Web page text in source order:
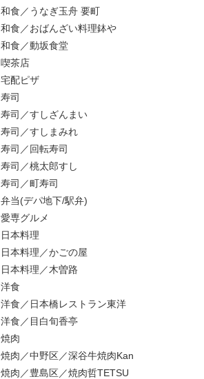
和食／うなぎ玉舟 要町
和食／おばんざい料理鉢や
和食／動坂食堂
喫茶店
宅配ピザ
寿司
寿司／すしざんまい
寿司／すしまみれ
寿司／回転寿司
寿司／桃太郎すし
寿司／町寿司
弁当(デパ地下/駅弁)
愛専グルメ
日本料理
日本料理／かごの屋
日本料理／木曽路
洋食
洋食／日本橋レストラン東洋
洋食／目白旬香亭
焼肉
焼肉／中野区／深谷牛焼肉Kan
焼肉／豊島区／焼肉哲TETSU